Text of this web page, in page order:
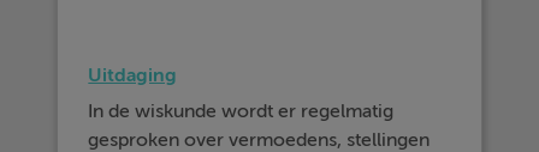
Uitdaging
In de wiskunde wordt er regelmatig
gesproken over vermoedens, stellingen